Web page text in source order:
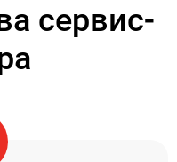
сервис-